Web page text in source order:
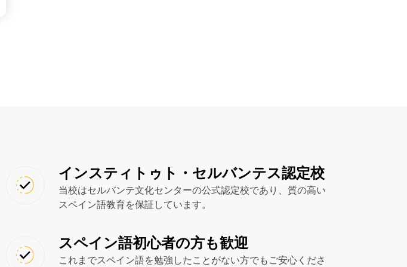
インスティトゥト・セルバンテス認定校
当校はセルバンテ文化センターの公式認定校であり、質の高い
スペイン語教育を保証しています。
スペイン語初心者の方も歓迎
これまでスペイン語を勉強したことがない方でもご安心くださ